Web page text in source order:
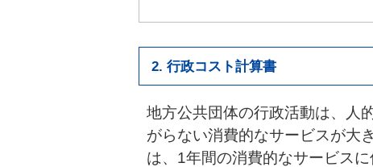
2. 行政コスト計算書
地方公共団体の行政活動は、人
がらない消費的なサービスが大
は、1年間の消費的なサービス